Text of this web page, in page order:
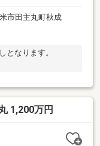
市田主丸町秋成
となります。
1,200万円